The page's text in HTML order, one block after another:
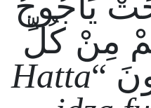
مِنْ كُلِّ
“
Hatta